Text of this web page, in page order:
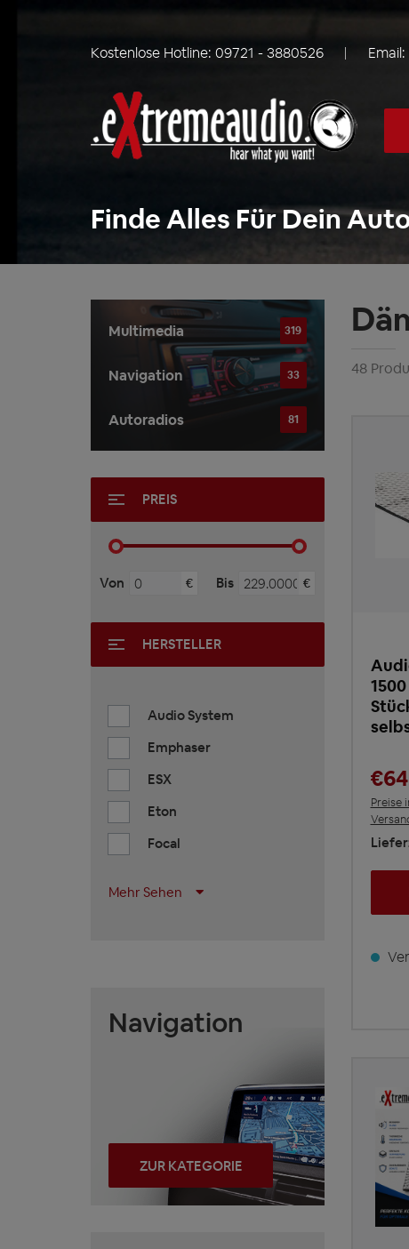
Kostenlose Hotline: 09721 - 3880526 Email:
Finde Alles Für Dein
Multimedia 319
Navigation 33
Autoradios 81
PREIS
Von € Bis €
HERSTELLER
Audio System
Emphaser
ESX
Eton
Focal
Mehr Sehen
Navigation
ZUR KATEGORIE
48
Preise